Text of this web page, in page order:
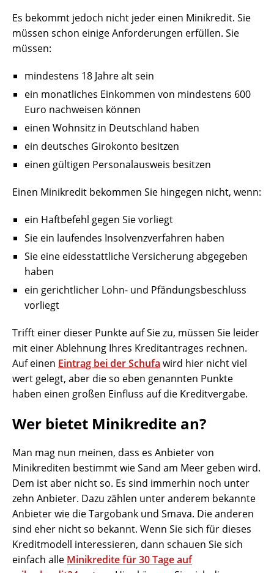
Es bekommt jedoch nicht jeder einen Minikredit. Sie
müssen schon einige Anforderungen erfüllen. Sie
müssen:
mindestens 18 Jahre alt sein
ein monatliches Einkommen von mindestens 600
Euro nachweisen können
einen Wohnsitz in Deutschland haben
ein deutsches Girokonto besitzen
einen gültigen Personalausweis besitzen
Einen Minikredit bekommen Sie hingegen nicht, wenn:
ein Haftbefehl gegen Sie vorliegt
Sie ein laufendes Insolvenzverfahren haben
Sie eine eidesstattliche Versicherung abgegeben
haben
ein gerichtlicher Lohn- und Pfändungsbeschluss
vorliegt
Trifft einer dieser Punkte auf Sie zu, müssen Sie leider
mit einer Ablehnung Ihres Kreditantrages rechnen.
Auf einen Eintrag bei der Schufa wird hier nicht viel
wert gelegt, aber die so eben genannten Punkte
haben einen großen Einfluss auf die Kreditvergabe.
Wer bietet Minikredite an?
Man mag nun meinen, dass es Anbieter von
Minikrediten bestimmt wie Sand am Meer geben wird.
Dem ist aber nicht so. Es sind immerhin noch unter
zehn Anbieter. Dazu zählen unter anderem bekannte
Anbieter wie die Targobank und Smava. Die anderen
sind eher nicht so bekannt. Wenn Sie sich für dieses
Kreditmodell interessieren, dann schauen Sie sich
einfach alle Minikredite für 30 Tage auf